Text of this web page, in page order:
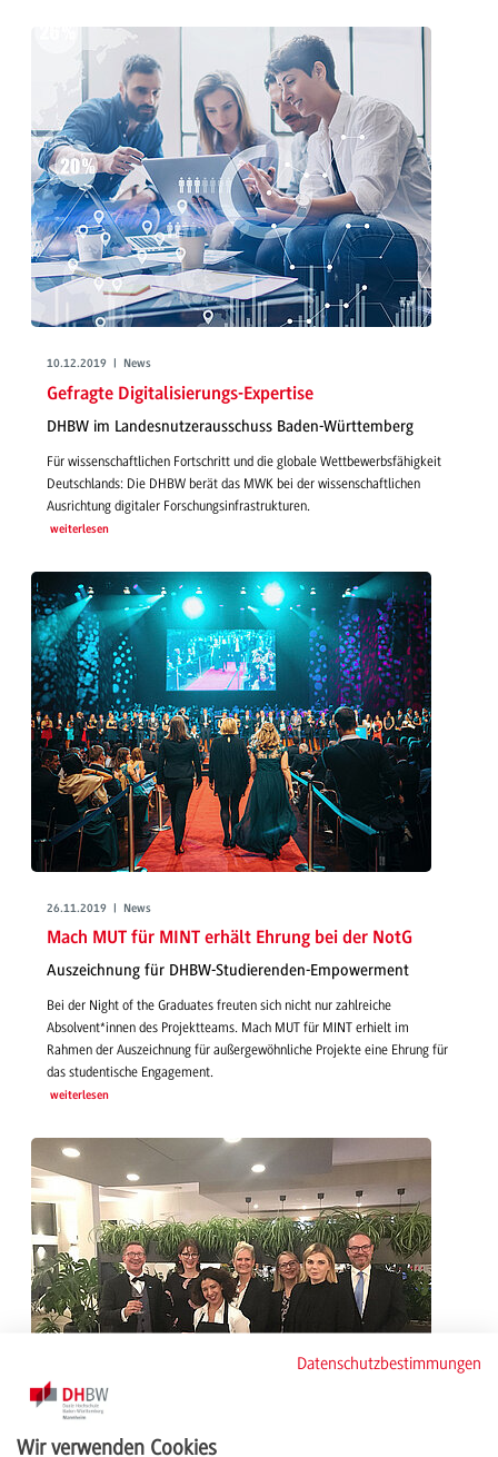
10.12.2019 | News
Gefragte Digitalisierungs-Expertise
DHBW im Landesnutzerausschuss Baden-Württemberg
Für wissenschaftlichen Fortschritt und die globale Wettbewerbsfähigkeit
Deutschlands: Die DHBW berät das MWK bei der wissenschaftlichen
Ausrichtung digitaler Forschungsinfrastrukturen.
weiterlesen
26.11.2019 | News
Mach MUT für MINT erhält Ehrung bei der NotG
Auszeichnung für DHBW-Studierenden-Empowerment
Bei der Night of the Graduates freuten sich nicht nur zahlreiche
Absolvent*innen des Projektteams. Mach MUT für MINT erhielt im
Rahmen der Auszeichnung für außergewöhnliche Projekte eine Ehrung für
das studentische Engagement.
weiterlesen
Datenschutzbestimmungen
Wir verwenden Cookies